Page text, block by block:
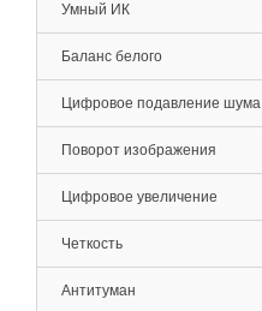
Умный ИК
Баланс белого
Цифровое подавление шума
Поворот изображения
Цифровое увеличение
Четкость
Антитуман